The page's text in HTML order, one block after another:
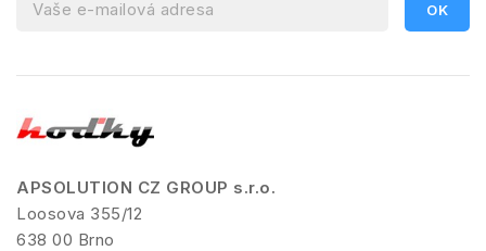
APSOLUTION CZ GROUP s.r.o.
Loosova 355/12
638 00 Brno